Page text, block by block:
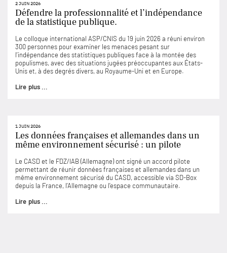
2 JUIN 2026
Défendre la professionnalité et l’indépendance
de la statistique publique.
Le colloque international ASP/CNIS du 19 juin 2026 a réuni environ
300 personnes pour examiner les menaces pesant sur
l’indépendance des statistiques publiques face à la montée des
populismes, avec des situations jugées préoccupantes aux États-
Unis et, à des degrés divers, au Royaume-Uni et en Europe.
Lire plus ...
1 JUIN 2026
Les données françaises et allemandes dans un
même environnement sécurisé : un pilote
Le CASD et le FDZ/IAB (Allemagne) ont signé un accord pilote
permettant de réunir données françaises et allemandes dans un
même environnement sécurisé du CASD, accessible via SD-Box
depuis la France, l’Allemagne ou l’espace communautaire.
Lire plus ...